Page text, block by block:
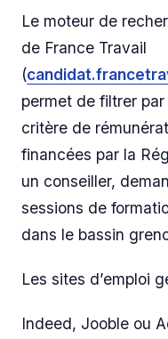
Le moteur de
de France Travail
(
permet de filtrer
critère de
financées par la
un conseiller,
sessions de
dans le bassin
Les sites d’emploi
Indeed, Jooble ou